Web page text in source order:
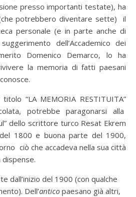
presso importanti testate), ha
potrebbero diventare sette) il
personale (e in parte anche di
dell’Accademico dei
Domenico Demarco, lo ha
la memoria di fatti paesani
“LA MEMORIA RESTITUITA”
potrebbe paragonarsi alla
dello scrittore turco Resat Ekrem
1800 e buona parte del 1900,
ciò che accadeva nella sua città
dispense.
dall’inizio del 1900 (con qualche
Dell’antico paesano già altri,